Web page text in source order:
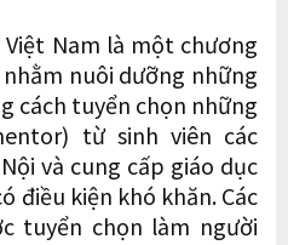
Nam là một chương
nuôi dưỡng những
cách tuyển chọn những
từ sinh viên các
và cung cấp giáo dục
điều kiện khó khăn. Các
tuyển chọn làm người